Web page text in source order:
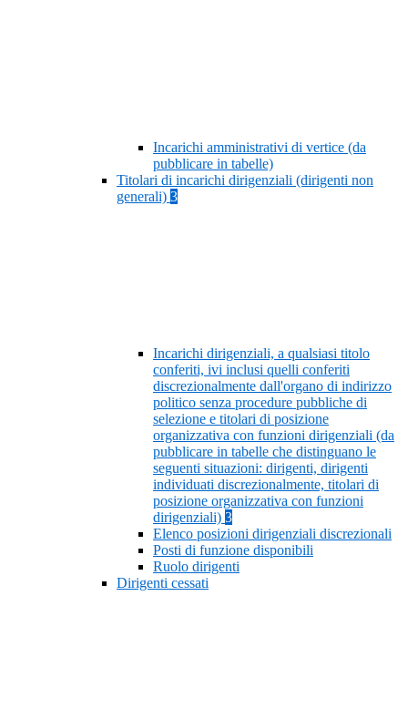
Incarichi amministrativi di vertice (da
pubblicare in tabelle)
Titolari di incarichi dirigenziali (dirigenti non
generali) 3
Incarichi dirigenziali, a qualsiasi titolo
conferiti, ivi inclusi quelli conferiti
discrezionalmente dall'organo di indirizzo
politico senza procedure pubbliche di
selezione e titolari di posizione
organizzativa con funzioni dirigenziali (da
pubblicare in tabelle che distinguano le
seguenti situazioni: dirigenti, dirigenti
individuati discrezionalmente, titolari di
posizione organizzativa con funzioni
dirigenziali) 3
Elenco posizioni dirigenziali discrezionali
Posti di funzione disponibili
Ruolo dirigenti
Dirigenti cessati